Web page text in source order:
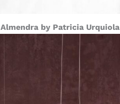
Almendra by Patricia Urquiola